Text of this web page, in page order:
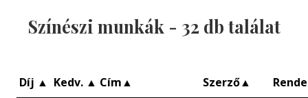
Színészi munkák - 32 db találat
Díj ▲ Kedv. ▲ Cím▲ Szerző▲